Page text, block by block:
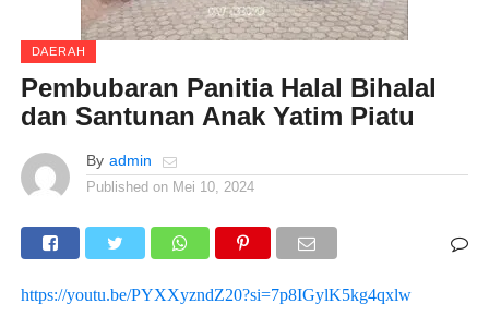
DAERAH
Pembubaran Panitia Halal Bihalal
dan Santunan Anak Yatim Piatu
By admin
Published on Mei 10, 2024
https://youtu.be/PYXXyzndZ20?si=7p8IGylK5kg4qxlw